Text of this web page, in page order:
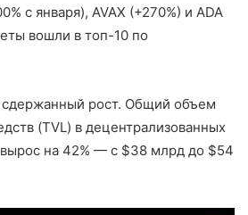
с января), AVAX (+270%) и ADA
вошли в топ-10 по
сдержанный рост. Общий объем
(TVL) в децентрализованных
вырос на 42% — с $38 млрд до $54